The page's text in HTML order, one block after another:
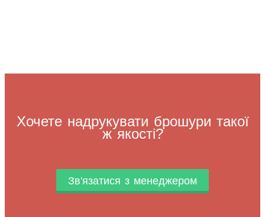
Хочете надрукувати брошури такої
ж якості?
Зв'язатися з менеджером